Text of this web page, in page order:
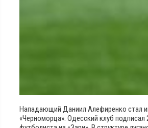
Нападающий Даниил Алефиренко стал
«Черноморца». Одесский клуб подписал